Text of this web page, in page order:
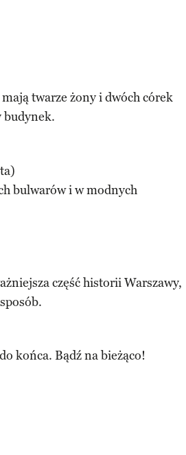
twarze żony i dwóch córek
budynek.
bulwarów i w modnych
część historii Warszawy,
końca. Bądź na bieżąco!